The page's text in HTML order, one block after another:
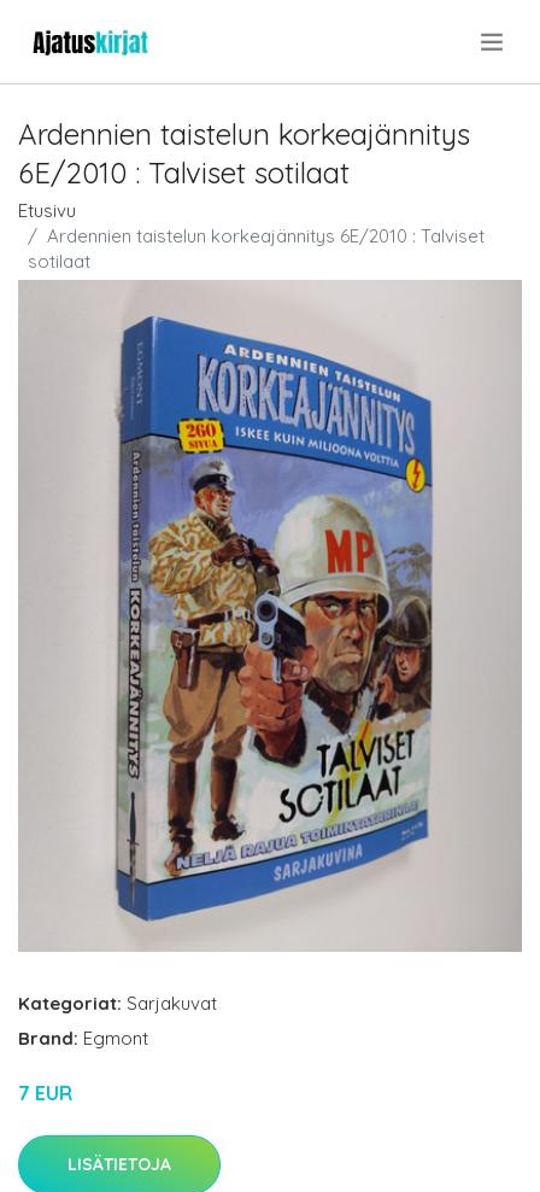
Ardennien taistelun korkeajännitys
6E/2010 : Talviset sotilaat
Etusivu
Ardennien taistelun korkeajännitys 6E/2010 : Talviset
sotilaat
Kategoriat: Sarjakuvat
Brand: Egmont
7 EUR
LISÄTIETOJA